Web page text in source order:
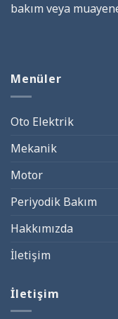
bakım veya
Menüler
Oto Elektrik
Mekanik
Motor
Periyodik Bakım
Hakkımızda
İletişim
İletişim